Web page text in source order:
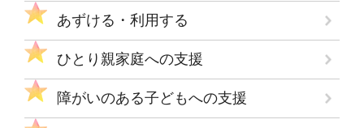
あずける・利用する
ひとり親家庭への支援
障がいのある子どもへの支援